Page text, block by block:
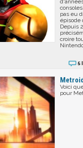
pas eu
épisode
Depuis
croire
5 |
Voici
pour